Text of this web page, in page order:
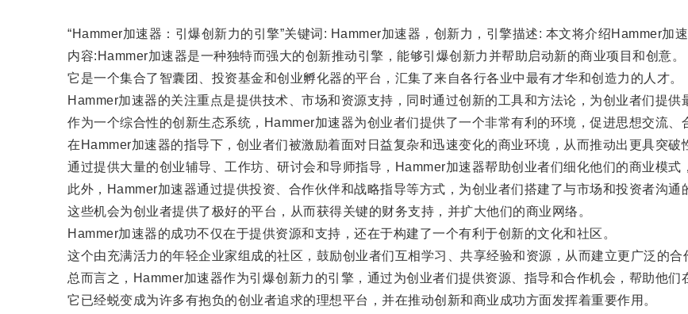
“Hammer加速器：引爆创新力的引擎”关键词: Hammer加速器，创新力，引擎描述: 本文将介绍Hammer加
内容:Hammer加速器是一种独特而强大的创新推动引擎，能够引爆创新力并帮助启动新的商业项目和创意。
它是一个集合了智囊团、投资基金和创业孵化器的平台，汇集了来自各行各业中最有才华和创造力的人才。
Hammer加速器的关注重点是提供技术、市场和资源支持，同时通过创新的工具和方法论，为创业者们提供
作为一个综合性的创新生态系统，Hammer加速器为创业者们提供了一个非常有利的环境，促进思想交流、
在Hammer加速器的指导下，创业者们被激励着面对日益复杂和迅速变化的商业环境，从而推动出更具突破
通过提供大量的创业辅导、工作坊、研讨会和导师指导，Hammer加速器帮助创业者们细化他们的商业模式
此外，Hammer加速器通过提供投资、合作伙伴和战略指导等方式，为创业者们搭建了与市场和投资者沟通
这些机会为创业者提供了极好的平台，从而获得关键的财务支持，并扩大他们的商业网络。
Hammer加速器的成功不仅在于提供资源和支持，还在于构建了一个有利于创新的文化和社区。
这个由充满活力的年轻企业家组成的社区，鼓励创业者们互相学习、共享经验和资源，从而建立更广泛的合
总而言之，Hammer加速器作为引爆创新力的引擎，通过为创业者们提供资源、指导和合作机会，帮助他们
它已经蜕变成为许多有抱负的创业者追求的理想平台，并在推动创新和商业成功方面发挥着重要作用。